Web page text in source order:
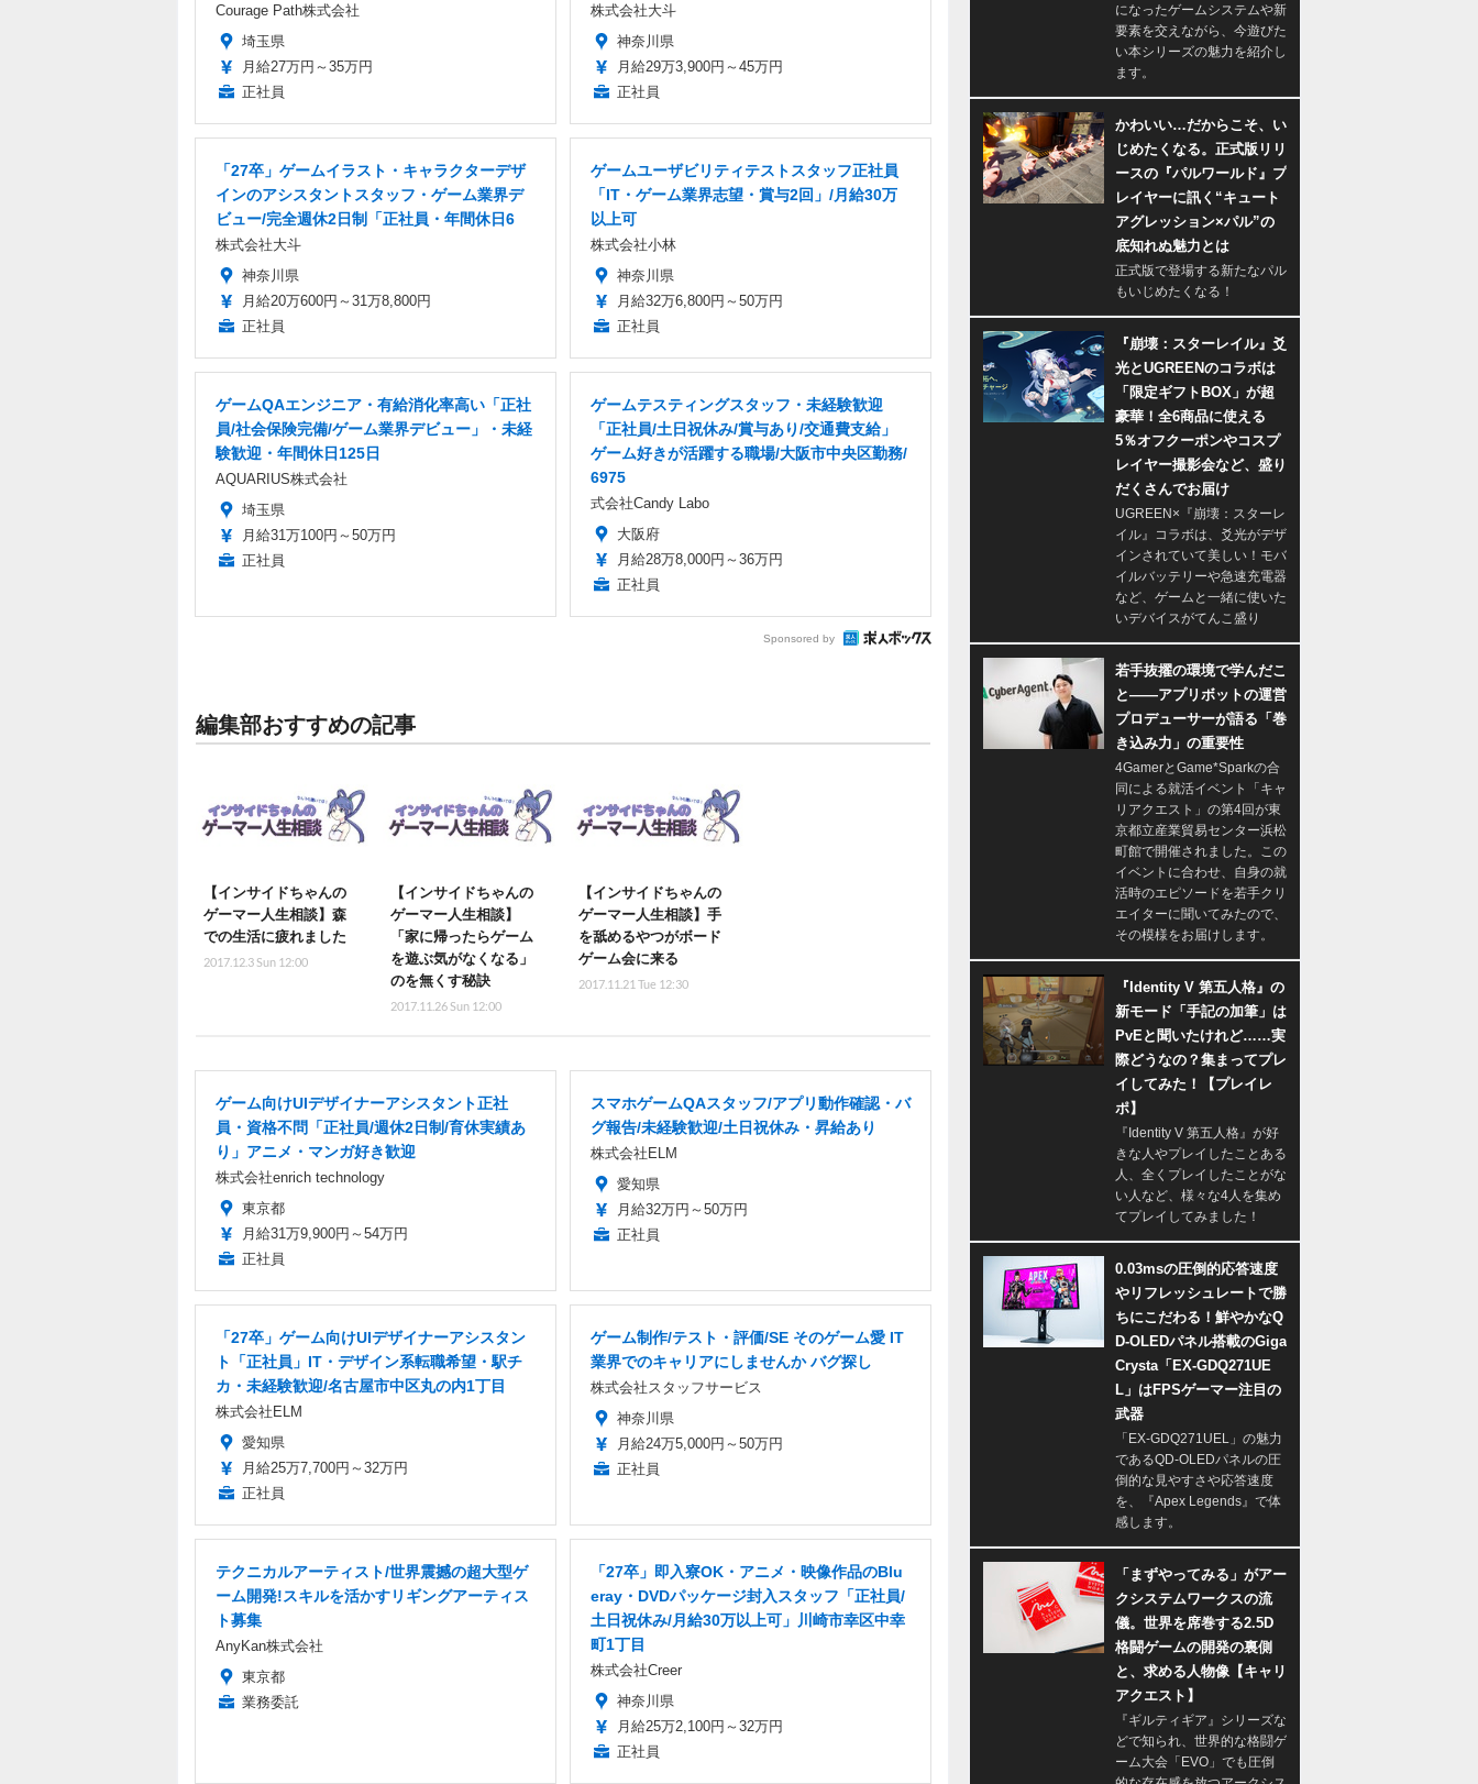
Courage Path株式会社
埼玉県
月給27万円～35万円
正社員
株式会社大斗
神奈川県
月給29万3,900円～45万円
正社員
「27卒」ゲームイラスト・キャラクターデザ
インのアシスタントスタッフ・ゲーム業界デ
ビュー/完全週休2日制「正社員・年間休日6
株式会社大斗
神奈川県
月給20万600円～31万8,800円
正社員
ゲームユーザビリティテストスタッフ正社員
「IT・ゲーム業界志望・賞与2回」/月給30万
以上可
株式会社小林
神奈川県
月給32万6,800円～50万円
正社員
ゲームQAエンジニア・有給消化率高い「正社
員/社会保険完備/ゲーム業界デビュー」・未経
験歓迎・年間休日125日
AQUARIUS株式会社
埼玉県
月給31万100円～50万円
正社員
ゲームテスティングスタッフ・未経験歓迎
「正社員/土日祝休み/賞与あり/交通費支給」
ゲーム好きが活躍する職場/大阪市中央区勤務/
6975
式会社Candy Labo
大阪府
月給28万8,000円～36万円
正社員
Sponsored by
編集部おすすめの記事
【インサイドちゃんの
ゲーマー人生相談】森
での生活に疲れました
2017.12.3 Sun 12:00
【インサイドちゃんの
ゲーマー人生相談】
「家に帰ったらゲーム
を遊ぶ気がなくなる」
のを無くす秘訣
2017.11.26 Sun 12:00
【インサイドちゃんの
ゲーマー人生相談】手
を舐めるやつがボード
ゲーム会に来る
2017.11.21 Tue 12:30
ゲーム向けUIデザイナーアシスタント正社
員・資格不問「正社員/週休2日制/育休実績あ
り」アニメ・マンガ好き歓迎
株式会社enrich technology
東京都
月給31万9,900円～54万円
正社員
スマホゲームQAスタッフ/アプリ動作確認・バ
グ報告/未経験歓迎/土日祝休み・昇給あり
株式会社ELM
愛知県
月給32万円～50万円
正社員
「27卒」ゲーム向けUIデザイナーアシスタン
ト「正社員」IT・デザイン系転職希望・駅チ
カ・未経験歓迎/名古屋市中区丸の内1丁目
株式会社ELM
愛知県
月給25万7,700円～32万円
正社員
ゲーム制作/テスト・評価/SE そのゲーム愛 IT
業界でのキャリアにしませんか バグ探し
株式会社スタッフサービス
神奈川県
月給24万5,000円～50万円
正社員
テクニカルアーティスト/世界震撼の超大型ゲ
ーム開発!スキルを活かすリギングアーティス
ト募集
AnyKan株式会社
東京都
業務委託
「27卒」即入寮OK・アニメ・映像作品のBlu
eray・DVDパッケージ封入スタッフ「正社員/
土日祝休み/月給30万以上可」川崎市幸区中幸
町1丁目
株式会社Creer
神奈川県
月給25万2,100円～32万円
正社員
になったゲームシステムや新
要素を交えながら、今遊びた
い本シリーズの魅力を紹介し
ます。
かわいい…だからこそ、い
じめたくなる。正式版リリ
ースの『パルワールド』プ
レイヤーに訊く“キュート
アグレッション×パル”の
底知れぬ魅力とは
正式版で登場する新たなパル
もいじめたくなる！
『崩壊：スターレイル』爻
光とUGREENのコラボは
「限定ギフトBOX」が超
豪華！全6商品に使える
5％オフクーポンやコスプ
レイヤー撮影会など、盛り
だくさんでお届け
UGREEN×『崩壊：スターレ
イル』コラボは、爻光がデザ
インされていて美しい！モバ
イルバッテリーや急速充電器
など、ゲームと一緒に使いた
いデバイスがてんこ盛り
若手抜擢の環境で学んだこ
と――アプリボットの運営
プロデューサーが語る「巻
き込み力」の重要性
4GamerとGame*Sparkの合
同による就活イベント「キャ
リアクエスト」の第4回が東
京都立産業貿易センター浜松
町館で開催されました。この
イベントに合わせ、自身の就
活時のエピソードを若手クリ
エイターに聞いてみたので、
その模様をお届けします。
『Identity V 第五人格』の
新モード「手記の加筆」は
PvEと聞いたけれど……実
際どうなの？集まってプレ
イしてみた！【プレイレ
ポ】
『Identity V 第五人格』が好
きな人やプレイしたことある
人、全くプレイしたことがな
い人など、様々な4人を集め
てプレイしてみました！
0.03msの圧倒的応答速度
やリフレッシュレートで勝
ちにこだわる！鮮やかなQ
D-OLEDパネル搭載のGiga
Crysta「EX-GDQ271UE
L」はFPSゲーマー注目の
武器
「EX-GDQ271UEL」の魅力
であるQD-OLEDパネルの圧
倒的な見やすさや応答速度
を、『Apex Legends』で体
感します。
「まずやってみる」がアー
クシステムワークスの流
儀。世界を席巻する2.5D
格闘ゲームの開発の裏側
と、求める人物像【キャリ
アクエスト】
『ギルティギア』シリーズな
どで知られ、世界的な格闘ゲ
ーム大会「EVO」でも圧倒